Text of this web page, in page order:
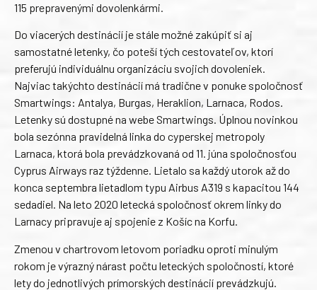
115 prepravenými dovolenkármi.
Do viacerých destinácií je stále možné zakúpiť si aj
samostatné letenky, čo poteší tých cestovateľov, ktorí
preferujú individuálnu organizáciu svojich dovoleniek.
Najviac takýchto destinácií má tradične v ponuke spoločnosť
Smartwings: Antalya, Burgas, Heraklion, Larnaca, Rodos.
Letenky sú dostupné na webe Smartwings. Úplnou novinkou
bola sezónna pravidelná linka do cyperskej metropoly
Larnaca, ktorá bola prevádzkovaná od 11. júna spoločnosťou
Cyprus Airways raz týždenne. Lietalo sa každý utorok až do
konca septembra lietadlom typu Airbus A319 s kapacitou 144
sedadiel. Na leto 2020 letecká spoločnosť okrem linky do
Larnacy pripravuje aj spojenie z Košíc na Korfu.
Zmenou v chartrovom letovom poriadku oproti minulým
rokom je výrazný nárast počtu leteckých spoločností, ktoré
lety do jednotlivých prímorských destinácií prevádzkujú.